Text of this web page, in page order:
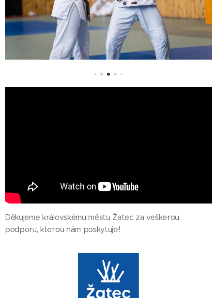
Děkujeme královskému městu Žatec za veškerou
podporu, kterou nám poskytuje!